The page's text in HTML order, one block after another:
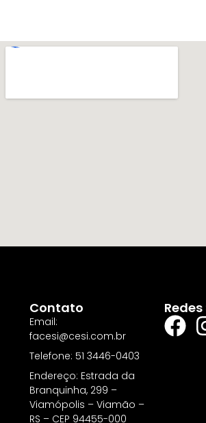
Contato
Email:
facesi@cesi.com.br
Telefone: 51 3446-0403
Endereço: Estrada da
Branquinha, 299 –
Viamópolis – Viamão –
RS – CEP 94455-000